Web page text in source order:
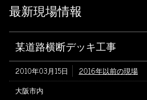
最新現場情報
某道路横断デッキ工事
2010年03月15日
2016年以前の現場
大阪市内